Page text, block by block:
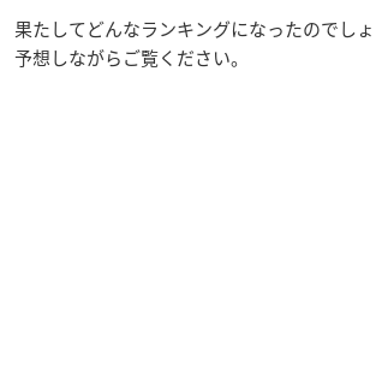
果たしてどんなランキングになったのでし
予想しながらご覧ください。